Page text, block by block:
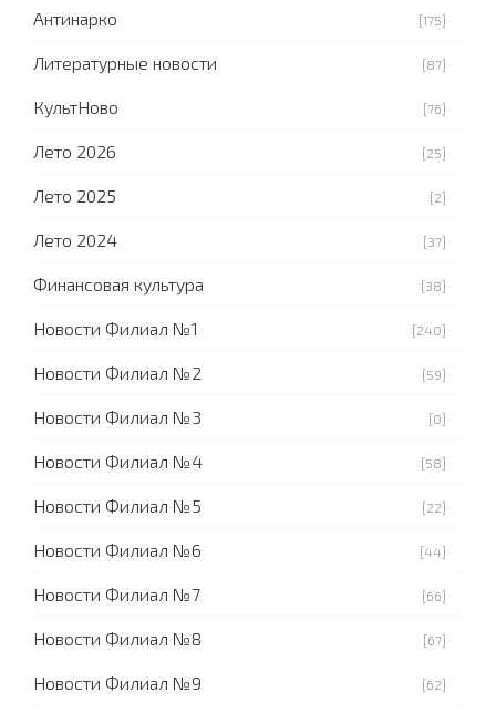
Антинарко [175]
Литературные новости [87]
КультНово [76]
Лето 2026 [25]
Лето 2025 [2]
Лето 2024 [37]
Финансовая культура [38]
Новости Филиал №1 [240]
Новости Филиал №2 [59]
Новости Филиал №3 [0]
Новости Филиал №4 [58]
Новости Филиал №5 [22]
Новости Филиал №6 [44]
Новости Филиал №7 [66]
Новости Филиал №8 [67]
Новости Филиал №9 [62]